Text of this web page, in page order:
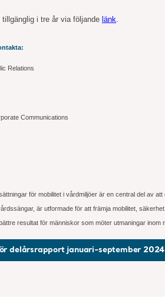
i tre år via följande länk.
Relations
Communications
för mobilitet i vårdmiljöer är en central del av
är utformade för att främja mobilitet,
resultat för människor som möter utmaningar inom
delårsrapport januari-september